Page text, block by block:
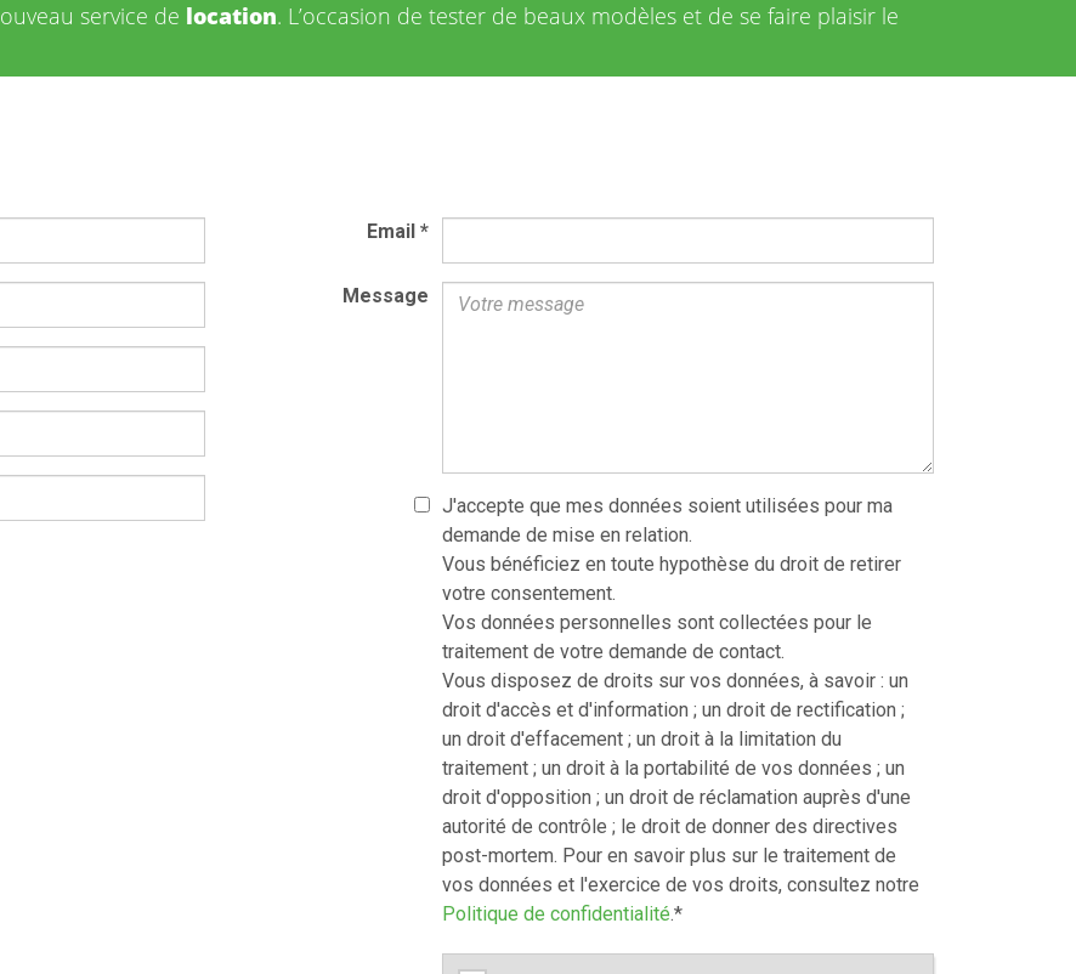
service de location. L’occasion de tester de beaux modèles et de se faire plaisir le
Email*
Message
J'accepte que mes données soient utilisées pour ma
demande de mise en relation.
Vous bénéficiez en toute hypothèse du droit de retirer
votre consentement.
Vos données personnelles sont collectées pour le
traitement de votre demande de contact.
Vous disposez de droits sur vos données, à savoir : un
droit d'accès et d'information ; un droit de rectification ;
un droit d'effacement ; un droit à la limitation du
traitement ; un droit à la portabilité de vos données ; un
droit d'opposition ; un droit de réclamation auprès d'une
autorité de contrôle ; le droit de donner des directives
post-mortem. Pour en savoir plus sur le traitement de
vos données et l'exercice de vos droits, consultez notre
Politique de confidentialité.*